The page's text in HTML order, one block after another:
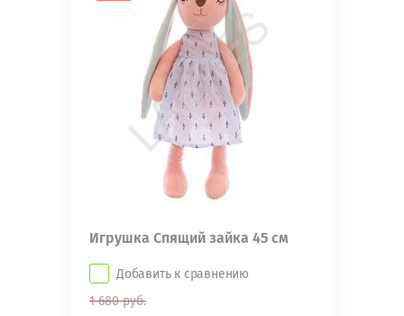
Игрушка Спящий зайка 45 см
Добавить к сравнению
1 680руб.